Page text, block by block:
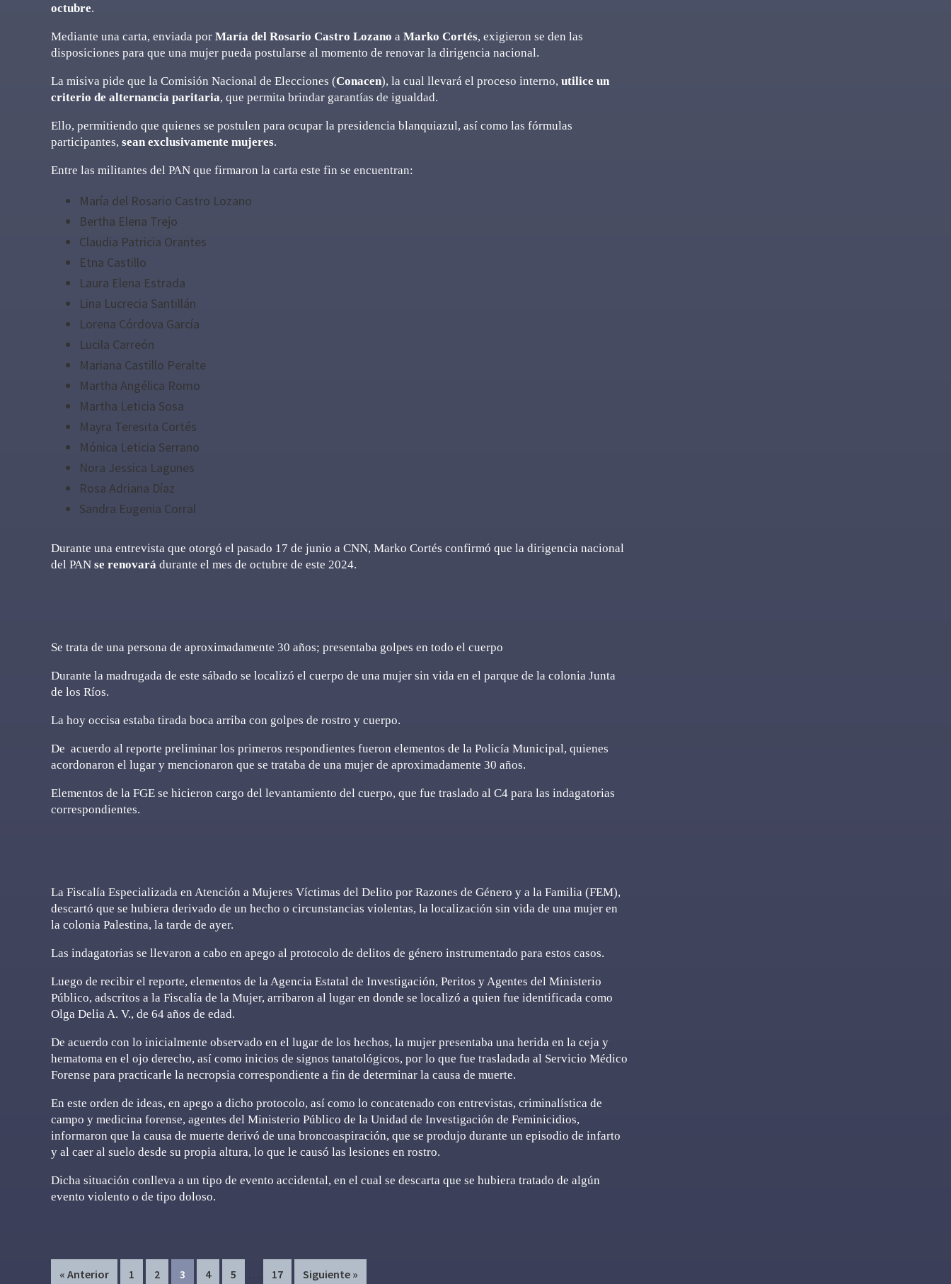
octubre.
Mediante una carta, enviada por María del Rosario Castro Lozano a Marko Cortés, exigieron se den las
disposiciones para que una mujer pueda postularse al momento de renovar la dirigencia nacional.
La misiva pide que la Comisión Nacional de Elecciones (Conacen), la cual llevará el proceso interno, utilice un
criterio de alternancia paritaria, que permita brindar garantías de igualdad.
Ello, permitiendo que quienes se postulen para ocupar la presidencia blanquiazul, así como las fórmulas
participantes, sean exclusivamente mujeres.
Entre las militantes del PAN que firmaron la carta este fin se encuentran:
María del Rosario Castro Lozano
Bertha Elena Trejo
Claudia Patricia Orantes
Etna Castillo
Laura Elena Estrada
Lina Lucrecia Santillán
Lorena Córdova García
Lucila Carreón
Mariana Castillo Peralte
Martha Angélica Romo
Martha Leticia Sosa
Mayra Teresita Cortés
Mónica Leticia Serrano
Nora Jessica Lagunes
Rosa Adriana Díaz
Sandra Eugenia Corral
Durante una entrevista que otorgó el pasado 17 de junio a CNN, Marko Cortés confirmó que la dirigencia nacional
del PAN se renovará durante el mes de octubre de este 2024.
Se trata de una persona de aproximadamente 30 años; presentaba golpes en todo el cuerpo
Durante la madrugada de este sábado se localizó el cuerpo de una mujer sin vida en el parque de la colonia Junta
de los Ríos.
La hoy occisa estaba tirada boca arriba con golpes de rostro y cuerpo.
De acuerdo al reporte preliminar los primeros respondientes fueron elementos de la Policía Municipal, quienes
acordonaron el lugar y mencionaron que se trataba de una mujer de aproximadamente 30 años.
Elementos de la FGE se hicieron cargo del levantamiento del cuerpo, que fue traslado al C4 para las indagatorias
correspondientes.
La Fiscalía Especializada en Atención a Mujeres Víctimas del Delito por Razones de Género y a la Familia (FEM),
descartó que se hubiera derivado de un hecho o circunstancias violentas, la localización sin vida de una mujer en
la colonia Palestina, la tarde de ayer.
Las indagatorias se llevaron a cabo en apego al protocolo de delitos de género instrumentado para estos casos.
Luego de recibir el reporte, elementos de la Agencia Estatal de Investigación, Peritos y Agentes del Ministerio
Público, adscritos a la Fiscalía de la Mujer, arribaron al lugar en donde se localizó a quien fue identificada como
Olga Delia A. V., de 64 años de edad.
De acuerdo con lo inicialmente observado en el lugar de los hechos, la mujer presentaba una herida en la ceja y
hematoma en el ojo derecho, así como inicios de signos tanatológicos, por lo que fue trasladada al Servicio Médico
Forense para practicarle la necropsia correspondiente a fin de determinar la causa de muerte.
En este orden de ideas, en apego a dicho protocolo, así como lo concatenado con entrevistas, criminalística de
campo y medicina forense, agentes del Ministerio Público de la Unidad de Investigación de Feminicidios,
informaron que la causa de muerte derivó de una broncoaspiración, que se produjo durante un episodio de infarto
y al caer al suelo desde su propia altura, lo que le causó las lesiones en rostro.
Dicha situación conlleva a un tipo de evento accidental, en el cual se descarta que se hubiera tratado de algún
evento violento o de tipo doloso.
« Anterior Page
1 Page
2 Page
3 Page
4 Page
5
Interim
… Page
17 Siguiente »